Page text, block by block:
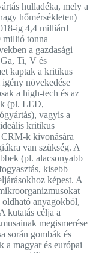
hulladéka, mely a
hőmérsékleten)
ig 4,4 milliárd
millió tonna
a gazdasági
Ti, V és
kaptak a kritikus
növekedése
a high-tech és az
(pl. LED,
vagyis a
kritikus
k kivonására
van szükség. A
(pl. alacsonyabb
kisebb
képest. A
anyagokból,
kutatás célja a
megismerése
során gombák és
a magyar és európai